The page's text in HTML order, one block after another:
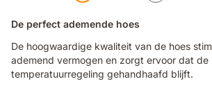
De perfect ademende hoes
De hoogwaardige kwaliteit van de hoes
ademend vermogen en zorgt ervoor dat de
temperatuurregeling gehandhaafd blijft.